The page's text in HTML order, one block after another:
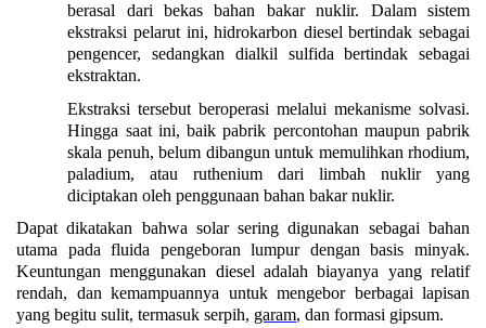
berasal dari bekas bahan bakar nuklir. Dalam sistem
ekstraksi pelarut ini, hidrokarbon diesel bertindak sebagai
pengencer, sedangkan dialkil sulfida bertindak sebagai
ekstraktan.
Ekstraksi tersebut beroperasi melalui mekanisme solvasi.
Hingga saat ini, baik pabrik percontohan maupun pabrik
skala penuh, belum dibangun untuk memulihkan rhodium,
paladium, atau ruthenium dari limbah nuklir yang
diciptakan oleh penggunaan bahan bakar nuklir.
Dapat dikatakan bahwa solar sering digunakan sebagai bahan
utama pada fluida pengeboran lumpur dengan basis minyak.
Keuntungan menggunakan diesel adalah biayanya yang relatif
rendah, dan kemampuannya untuk mengebor berbagai lapisan
yang begitu sulit, termasuk serpih, garam, dan formasi gipsum.